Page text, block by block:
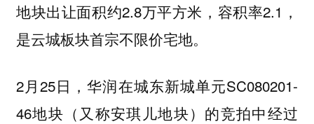
地块出让面积约2.8万平方米，容积率2.1，
是云城板块首宗不限价宅地。
2月25日，华润在城东新城单元SC080201-
46地块（又称安琪儿地块）的竞拍中经过